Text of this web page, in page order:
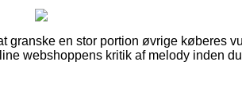
en stor portion øvrige køberes
webshoppens kritik af melody inden